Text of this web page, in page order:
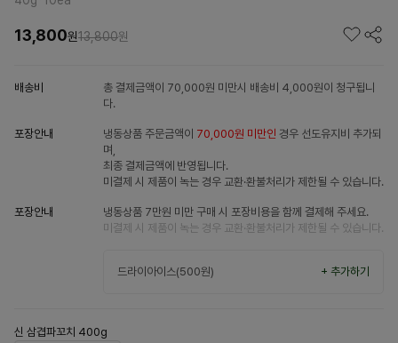
13,800원13,800원
배송비
총 결제금액이 70,000원 미만시 배송비 4,000원이 청구됩니
다.
포장안내 냉동상품 주문금액이 70,000원 미만인 경우 선도유지비 추가되
며,
최종 결제금액에 반영됩니다.
미결제 시 제품이 녹는 경우 교환·환불처리가 제한될 수 있습니다.
포장안내
냉동상품 7만원 미만 구매 시 포장비용을 함께 결제해 주세요.
미결제 시 제품이 녹는 경우 교환·환불처리가 제한될 수 있습니다.
드라이아이스(500원) + 추가하기
신 삼겹파꼬치 400g